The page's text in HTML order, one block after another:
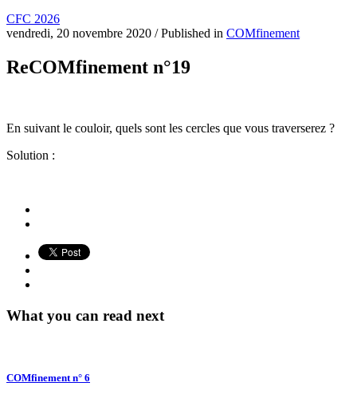
CFC 2026
vendredi, 20 novembre 2020 /Published in COMfinement
ReCOMfinement n°19
En suivant le couloir, quels sont les cercles que vous traverserez ?
Solution :
What you can read next
COMfinement n° 6